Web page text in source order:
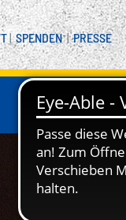
|SPENDEN|PRESSE
FANS